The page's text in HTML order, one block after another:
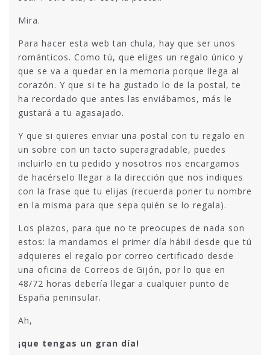
Mira.
Para hacer esta web tan chula, hay que ser unos
románticos. Como tú, que eliges un regalo único y
que se va a quedar en la memoria porque llega al
corazón. Y que si te ha gustado lo de la postal, te
ha recordado que antes las enviábamos, más le
gustará a tu agasajado.
Y que si quieres enviar una postal con tu regalo en
un sobre con un tacto superagradable, puedes
incluirlo en tu pedido y nosotros nos encargamos
de hacérselo llegar a la dirección que nos indiques
con la frase que tu elijas (recuerda poner tu nombre
en la misma para que sepa quién se lo regala).
Los plazos, para que no te preocupes de nada son
estos: la mandamos el primer día hábil desde que tú
adquieres el regalo por correo certificado desde
una oficina de Correos de Gijón, por lo que en
48/72 horas debería llegar a cualquier punto de
España peninsular.
Ah,
¡que tengas un gran día!